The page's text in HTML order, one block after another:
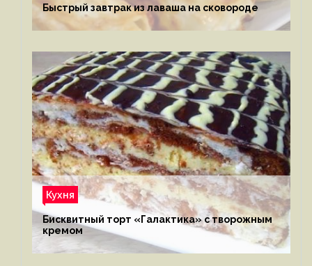
Быстрый завтрак из лаваша на сковороде
Кухня
Бисквитный торт «Галактика» с творожным
кремом